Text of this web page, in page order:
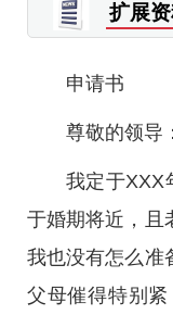
扩展
申请书
尊敬的领导：
我定于XXX
于婚期将近，且
我也没有怎么准
父母催得特别紧